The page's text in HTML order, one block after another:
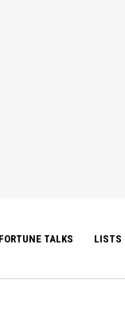
FORTUNE TALKS LISTS